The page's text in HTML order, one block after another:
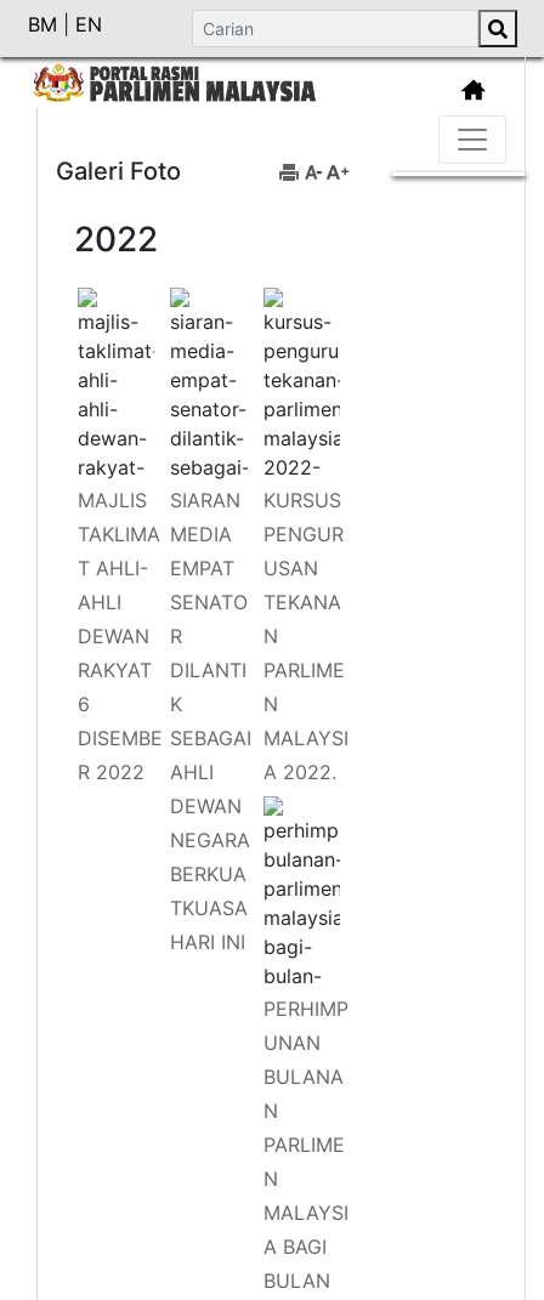
BM EN
Galeri Foto
2022
MAJLIS
TAKLIMA
T AHLI-
AHLI
DEWAN
RAKYAT
6
DISEMBE
R 2022
SIARAN
MEDIA
EMPAT
SENATO
R
DILANTI
K
SEBAGAI
AHLI
DEWAN
NEGARA
BERKUA
TKUASA
HARI INI
KURSUS
PENGUR
USAN
TEKANA
N
PARLIME
N
MALAYSI
A 2022.
PERHIMP
UNAN
BULANA
N
PARLIME
N
MALAYSI
A BAGI
BULAN